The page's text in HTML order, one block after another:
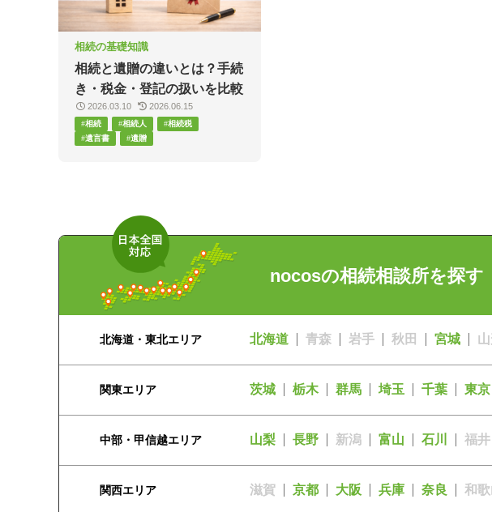
相続の基礎知識
相続と遺贈の違いとは？手続
き・税金・登記の扱いを比較
2026.03.10 2026.06.15
相続 相続人
相続税
遺言書
遺贈
nocosの相続相談所を探す
北海道・東北エリア 北海道 青森 岩手 秋田 宮城
関東エリア 茨城 栃木 群馬 埼玉 千葉 東京
中部・甲信越エリア 山梨 長野 新潟 富山 石川 福井
関西エリア 滋賀 京都 大阪 兵庫 奈良 和